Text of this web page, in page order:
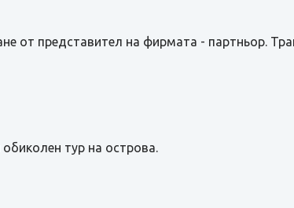
от представител на фирмата - партньор.
тур на острова.